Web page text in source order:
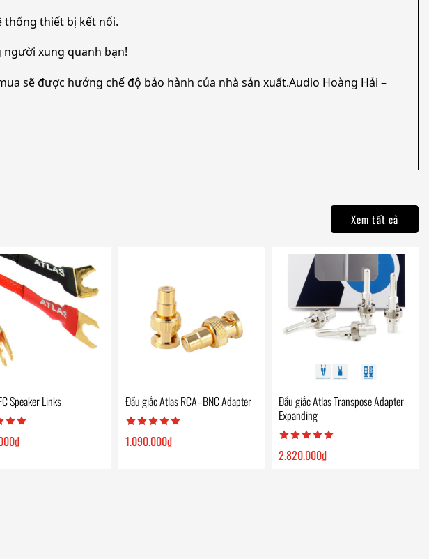
thống thiết bị kết nối.
người xung quanh bạn!
sẽ được hưởng chế độ bảo hành của nhà sản xuất.Audio Hoàng Hải –
Xem tất cả
Speaker Links
₫
Đầu giắc Atlas RCA–BNC Adapter
1.090.000₫
Đầu giắc Atlas Transpose Adapter
Expanding
2.820.000₫